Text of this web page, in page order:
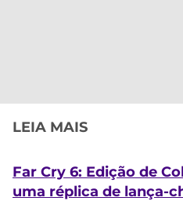
LEIA MAIS
Far Cry 6: Edição de
uma réplica de lança-